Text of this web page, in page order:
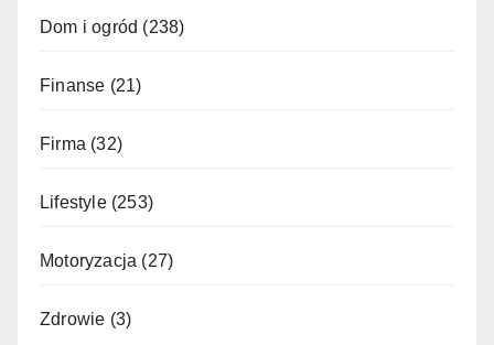
Dom i ogród (238)
Finanse (21)
Firma (32)
Lifestyle(253)
Motoryzacja (27)
Zdrowie (3)